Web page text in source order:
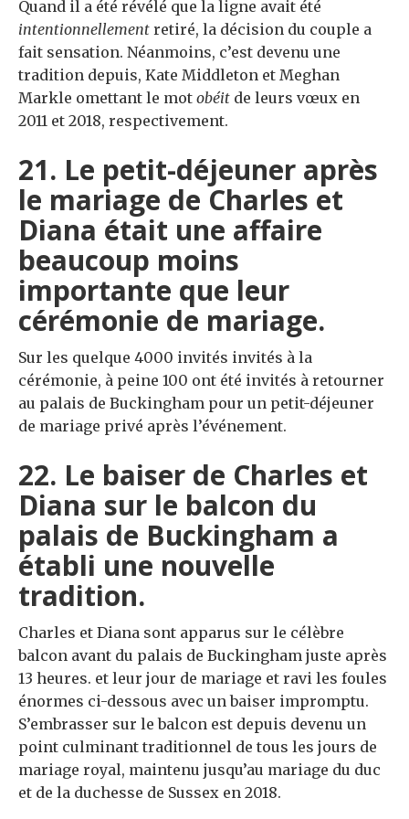
Quand il a été révélé que la ligne avait été
intentionnellement retiré, la décision du couple a
fait sensation. Néanmoins, c’est devenu une
tradition depuis, Kate Middleton et Meghan
Markle omettant le mot obéit de leurs vœux en
2011 et 2018, respectivement.
21. Le petit-déjeuner après
le mariage de Charles et
Diana était une affaire
beaucoup moins
importante que leur
cérémonie de mariage.
Sur les quelque 4000 invités invités à la
cérémonie, à peine 100 ont été invités à retourner
au palais de Buckingham pour un petit-déjeuner
de mariage privé après l’événement.
22. Le baiser de Charles et
Diana sur le balcon du
palais de Buckingham a
établi une nouvelle
tradition.
Charles et Diana sont apparus sur le célèbre
balcon avant du palais de Buckingham juste après
13 heures. et leur jour de mariage et ravi les foules
énormes ci-dessous avec un baiser impromptu.
S’embrasser sur le balcon est depuis devenu un
point culminant traditionnel de tous les jours de
mariage royal, maintenu jusqu’au mariage du duc
et de la duchesse de Sussex en 2018.